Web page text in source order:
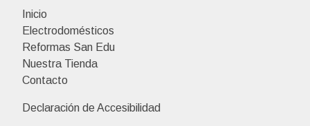
Inicio
Electrodomésticos
Reformas San Edu
Nuestra Tienda
Contacto
Declaración de Accesibilidad